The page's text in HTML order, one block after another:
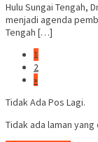
Hulu Sungai Tengah,
menjadi agenda
Tengah […]
1
2
»
Tidak Ada Pos Lagi.
Tidak ada laman yang